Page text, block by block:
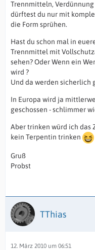
Trennmitteln,
dürftest du nur mit
die Form sprühen.
Hast du schon mal in
Trennmittel mit
sehen? Oder Wenn ein
wird ?
Und da werden sicherlich
In Europa wird ja
geschossen - schlimmer
Aber trinken würd ich das
kein Terpentin trinken
Gruß
Probst
TThias
12. März 2010 um 06:51